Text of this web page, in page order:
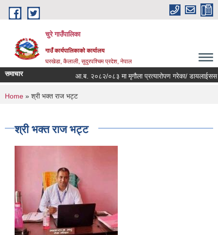
Skip to main content
चुरे गाउँपालिका
गाउँ कार्यपालिकाको कार्यालय
घरखेडा, कैलाली, सुदुरपश्चिम प्रदेश, नेपाल
समाचार आ.ब. २०८२/०८३ मा मृगौला प्रत्यारोपण गरेका/ डायलाईसस
You are here
Home » श्री भक्त राज भट्ट
श्री भक्त राज भट्ट